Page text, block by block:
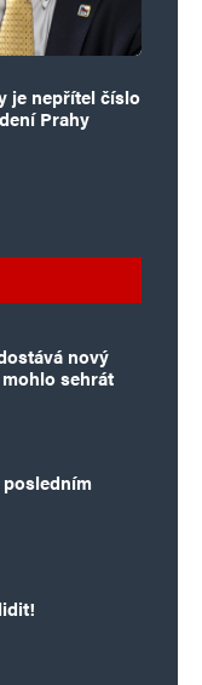
je nepřítel číslo
Prahy
nový
sehrát